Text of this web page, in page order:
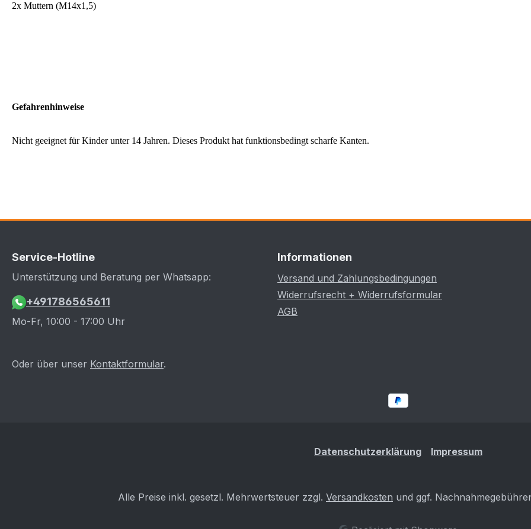
2x Muttern (M14x1,5)
Gefahrenhinweise
Nicht geeignet für Kinder unter 14 Jahren. Dieses Produkt hat funktionsbedingt scharfe Kanten.
Service-Hotline
Unterstützung und Beratung per Whatsapp:
+491786565611
Mo-Fr, 10:00 - 17:00 Uhr
Oder über unser Kontaktformular.
Informationen
Versand und Zahlungsbedingungen
Widerrufsrecht + Widerrufsformular
AGB
Datenschutzerklärung Impressum
Alle Preise inkl. gesetzl. Mehrwertsteuer zzgl. Versandkosten und ggf.